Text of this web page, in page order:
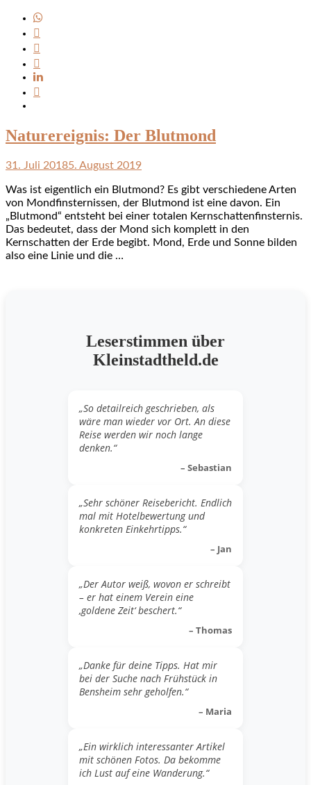
Naturereignis: Der Blutmond
31. Juli 20185. August 2019
Was ist eigentlich ein Blutmond? Es gibt verschiedene Arten
von Mondfinsternissen, der Blutmond ist eine davon. Ein
„Blutmond“ entsteht bei einer totalen Kernschattenfinsternis.
Das bedeutet, dass der Mond sich komplett in den
Kernschatten der Erde begibt. Mond, Erde und Sonne bilden
also eine Linie und die …
Leserstimmen über
Kleinstadtheld.de
„So detailreich geschrieben, als
wäre man wieder vor Ort. An diese
Reise werden wir noch lange
denken.“
– Sebastian
„Sehr schöner Reisebericht. Endlich
mal mit Hotelbewertung und
konkreten Einkehrtipps.“
– Jan
„Der Autor weiß, wovon er schreibt
– er hat einem Verein eine
‚goldene Zeit‘ beschert.“
– Thomas
„Danke für deine Tipps. Hat mir
bei der Suche nach Frühstück in
Bensheim sehr geholfen.“
– Maria
„Ein wirklich interessanter Artikel
mit schönen Fotos. Da bekomme
ich Lust auf eine Wanderung.“